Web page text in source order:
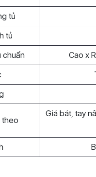
tủ
tủ
chuẩn
Cao x
theo
Giá bát, tay